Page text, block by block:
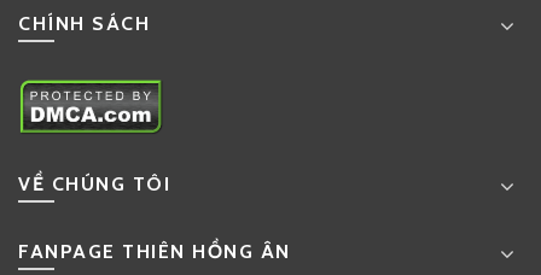
CHÍNH SÁCH
VỀ CHÚNG TÔI
FANPAGE THIÊN HỒNG ÂN